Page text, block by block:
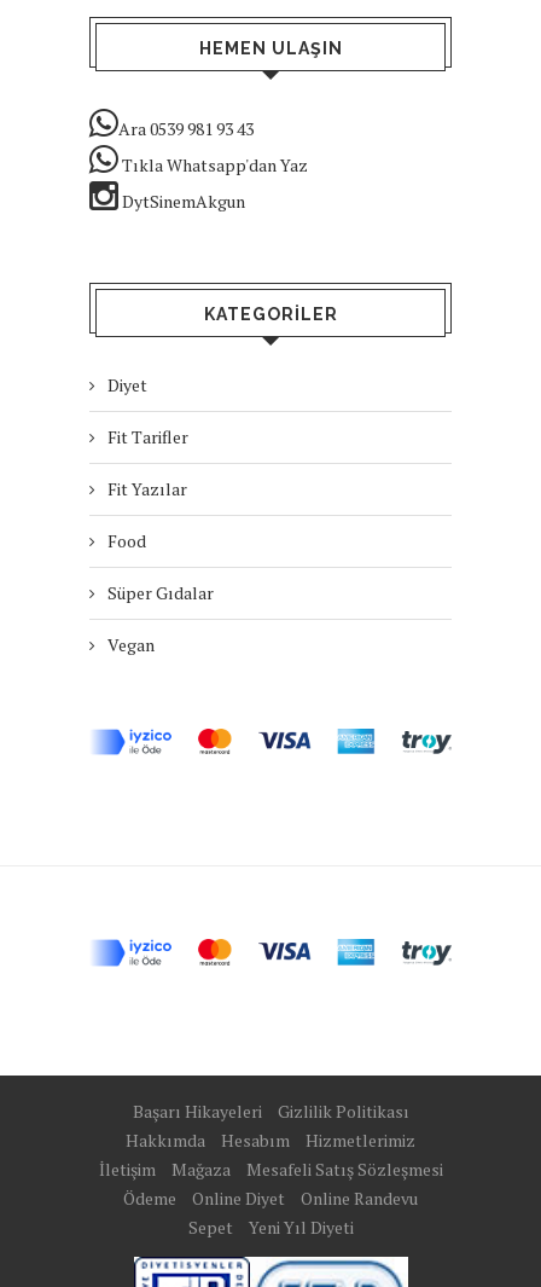
HEMEN ULAŞIN
Ara 0539 981 93 43
Tıkla Whatsapp'dan Yaz
DytSinemAkgun
KATEGORILER
Diyet
Fit Tarifler
Fit Yazılar
Food
Süper Gıdalar
Vegan
Başarı Hikayeleri
Gizlilik Politikası
Hakkımda
Hesabım
Hizmetlerimiz
İletişim
Mağaza
Mesafeli Satış Sözleşmesi
Ödeme
Online Diyet
Online Randevu
Sepet
Yeni Yıl Diyeti